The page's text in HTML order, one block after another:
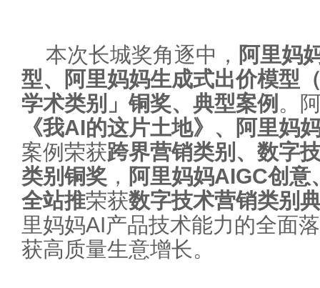
本次长城奖角逐中， 阿里妈
型、阿里妈妈生成式出价模型
学术类别 」铜奖、典型案例 。
《我AI的这片土地》、阿里妈
案例荣获跨界营销类别、 数字
类别铜奖 ， 阿里妈妈AIGC创
全站推荣获数字技术营销类别
里妈妈AI产品技术能力的全面
获高质量生意增长。